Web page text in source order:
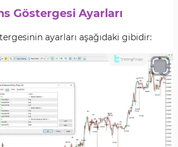
Göstergesi Ayarları
ayarları aşağıdaki gibidir: